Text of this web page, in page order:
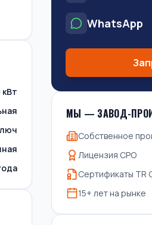
WhatsApp
МЫ — ЗАВОД-
Собственное
Лицензия СРО
Сертификаты TR
15+ лет на рынке